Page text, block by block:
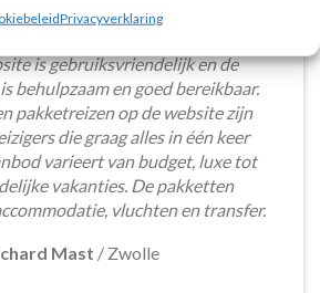
Privacyverklaring
een lastminute vakantie via
is gebruiksvriendelijk en de
behulpzaam en goed bereikbaar.
pakketreizen op de website zijn
die graag alles in één keer
varieert van budget, luxe tot
vakanties. De pakketten
vluchten en transfer.
Mast / Zwolle